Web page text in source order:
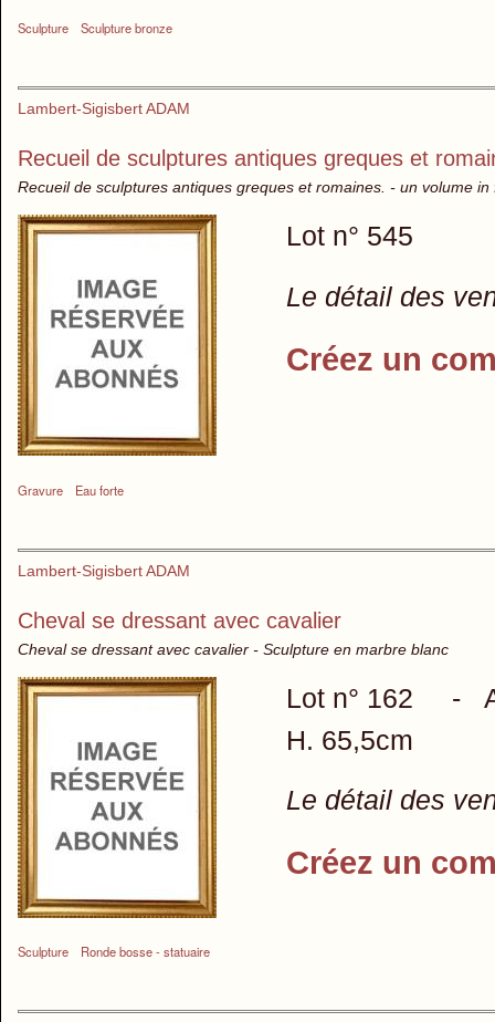
Sculpture Sculpture bronze
Lambert-Sigisbert ADAM
Recueil de sculptures antiques greques et
Recueil de sculptures antiques greques et romaines. - un volume in
Gravure Eau forte
Lot n° 545
Le détail des
Créez un
Lambert-Sigisbert ADAM
Cheval se dressant avec cavalier
Cheval se dressant avec cavalier - Sculpture en marbre blanc
Sculpture Ronde bosse - statuaire
Lot n° 162 -
H. 65,5cm
Le détail des
Créez un